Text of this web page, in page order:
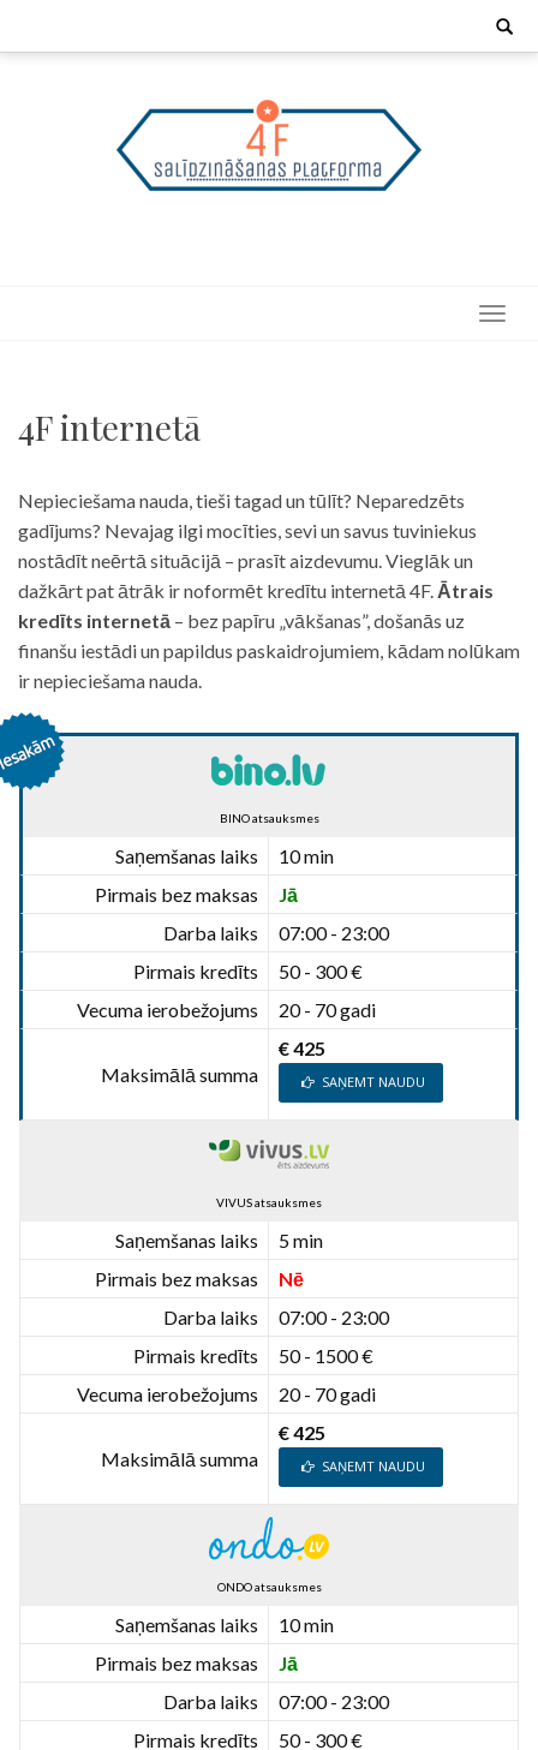
Search
4F internetā
Nepieciešama nauda, tieši tagad un tūlīt? Neparedzēts
gadījums? Nevajag ilgi mocīties, sevi un savus tuviniekus
nostādīt neērtā situācijā – prasīt aizdevumu. Vieglāk un
dažkārt pat ātrāk ir noformēt kredītu internetā 4F. Ātrais
kredīts internetā – bez papīru „vākšanas”, došanās uz
finanšu iestādi un papildus paskaidrojumiem, kādam nolūkam
ir nepieciešama nauda.
BINO atsauksmes
Saņemšanas laiks
10 min
Pirmais bez maksas
Jā
Darba laiks
07:00 - 23:00
Pirmais kredīts
50 - 300 €
Vecuma ierobežojums
20 - 70 gadi
Maksimālā summa
€ 425
SAŅEMT NAUDU
VIVUS atsauksmes
Saņemšanas laiks
5 min
Pirmais bez maksas
Nē
Darba laiks
07:00 - 23:00
Pirmais kredīts
50 - 1500 €
Vecuma ierobežojums
20 - 70 gadi
Maksimālā summa
€ 425
SAŅEMT NAUDU
ONDO atsauksmes
Saņemšanas laiks
10 min
Pirmais bez maksas
Jā
Darba laiks
07:00 - 23:00
Pirmais kredīts
50 - 300 €